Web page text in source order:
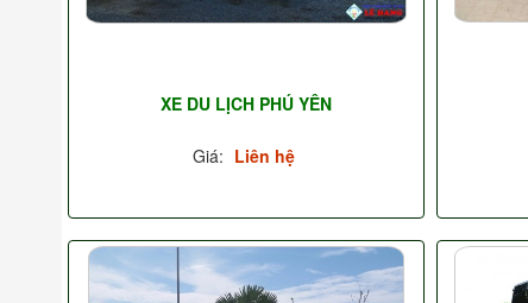
XE DU LỊCH PHÚ YÊN
Giá: Liên hệ